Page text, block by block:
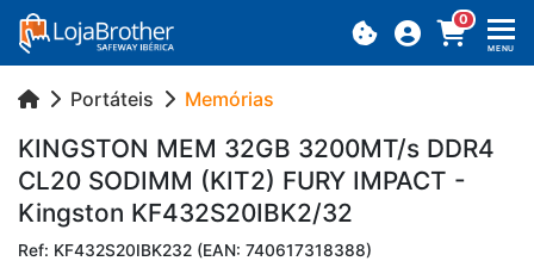
0
MENU
Portáteis Memórias
KINGSTON MEM 32GB 3200MT/s DDR4
CL20 SO­DIMM (KIT2) FURY IM­PACT -
Kingston KF432S20IBK2/32
Ref: KF432S20IBK232 (EAN: 740617318388)